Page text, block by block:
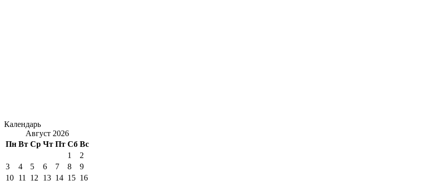
Календарь
Август 2026
Пн Вт Ср Чт Пт Сб Вс
1
2
3
4 5 6 7 8
9
10 11 12 13 14 15 16